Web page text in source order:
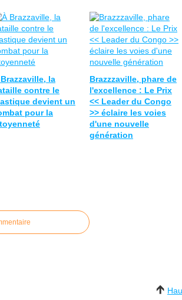
la
contre le
devient un
pour la
Brazzzaville, phare de
l'excellence : Le Prix
<< Leader du Congo
>> éclaire les voies
d'une nouvelle
génération